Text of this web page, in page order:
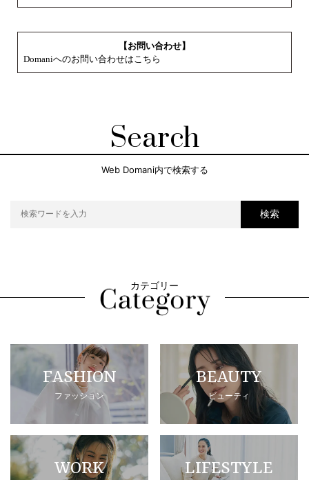
【お問い合わせ】
Domaniへのお問い合わせはこちら
Search
Web Domani内で検索する
検索
カテゴリー
FASHION
ファッション
BEAUTY
ビューティ
WORK LIFESTYLE